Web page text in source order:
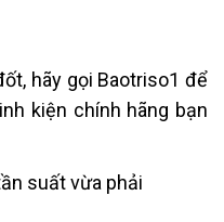
hãy gọi Baotriso1 để
kiện chính hãng bạn
suất vừa phải